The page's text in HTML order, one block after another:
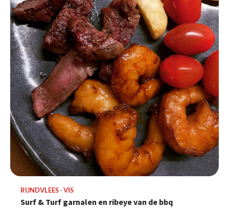
RUNDVLEES VIS
Surf & Turf garnalen en ribeye van de bbq